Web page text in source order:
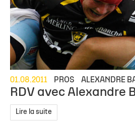
01.08.2011 PROS ALEXANDRE
RDV avec Alexandre
Lire la suite